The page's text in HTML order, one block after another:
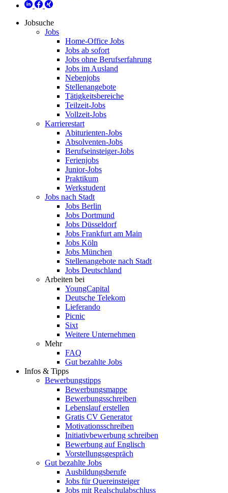
Jobsuche
Jobs
Home-Office Jobs
Jobs ab sofort
Jobs ohne Berufserfahrung
Jobs im Ausland
Nebenjobs
Stellenangebote
Tätigkeitsbereiche
Teilzeit-Jobs
Vollzeit-Jobs
Karrierestart
Abiturienten-Jobs
Absolventen-Jobs
Berufseinsteiger-Jobs
Ferienjobs
Junior-Jobs
Praktikum
Werkstudent
Jobs nach Stadt
Jobs Berlin
Jobs Dortmund
Jobs Düsseldorf
Jobs Frankfurt am Main
Jobs Köln
Jobs München
Stellenangebote nach Stadt
Jobs Deutschland
Arbeiten bei
YoungCapital
Deutsche Telekom
Lieferando
Picnic
Sixt
Weitere Unternehmen
Mehr
FAQ
Gut bezahlte Jobs
Infos & Tipps
Bewerbungstipps
Bewerbungsmappe
Bewerbungsschreiben
Lebenslauf erstellen
Gratis CV Generator
Motivationsschreiben
Initiativbewerbung schreiben
Bewerbung auf Englisch
Vorstellungsgespräch
Gut bezahlte Jobs
Ausbildungsberufe
Jobs für Quereinsteiger
Jobs mit Realschulabschluss